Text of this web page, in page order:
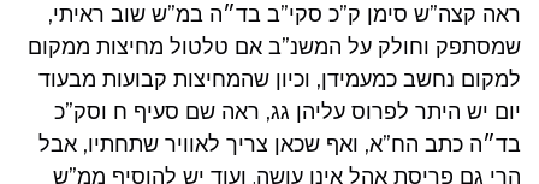
ראה קצה”ש סימן ק”כ סקי”ב בד״ה במ”ש שוב ראיתי,
שמסתפק וחולק על המשנ”ב אם טלטול מחיצות ממקום
למקום נחשב כמעמידן, וכיון שהמחיצות קבועות מבעוד
יום יש היתר לפרוס עליהן גג, ראה שם סעיף ח וסק”כ
בד״ה כתב הח”א, ואף שכאן צריך לאוויר שתחתיו, אבל
הרי גם פריסת אהל אינו עושה. ועוד יש להוסיף ממ”ש